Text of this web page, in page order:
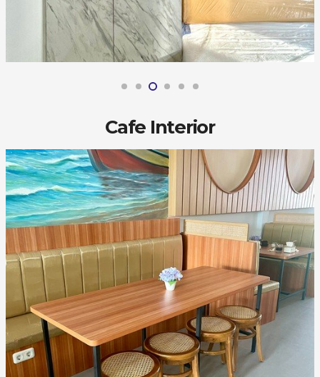
Cafe Interior